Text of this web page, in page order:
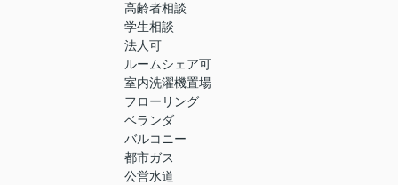
高齢者相談
学生相談
法人可
ルームシェア可
室内洗濯機置場
フローリング
ベランダ
バルコニー
都市ガス
公営水道